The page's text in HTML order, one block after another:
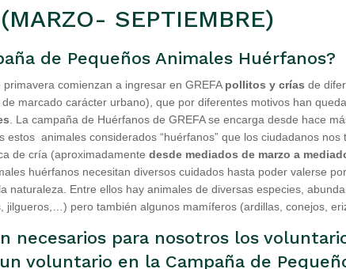
SEPTIEMBRE)
de Pequeños Animales Huérfanos?
comienzan a ingresar en GREFA pollitos y crías de
marcado carácter urbano), que por diferentes motivos han
. La campaña de Huérfanos de GREFA se encarga desde hace
estos animales considerados “huérfanos” que los ciudadanos nos
de cría (aproximadamente desde mediados de marzo a
huérfanos necesitan diversos cuidados hasta poder valerse
naturaleza. Entre ellos hay animales de diversas especies,
jilgueros,…) pero también algunos mamíferos (ardillas, conejos,
necesarios para nosotros los
voluntario en la Campaña de